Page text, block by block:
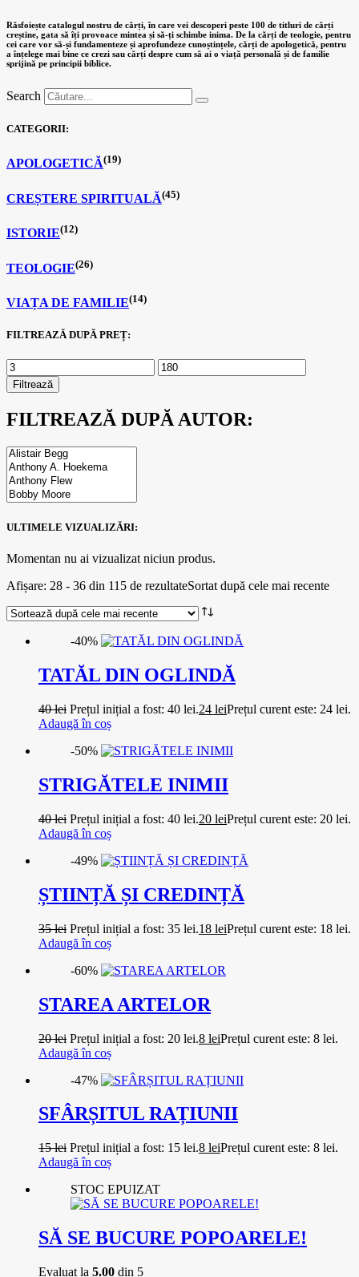
Răsfoiește catalogul nostru de cărți, în care vei descoperi peste 100 de titluri de cărți
creștine, gata să îți provoace mintea și să-ți schimbe inima. De la cărți de teologie, pentru
cei care vor să-și fundamenteze și aprofundeze cunoștințele, cărți de apologetică, pentru
a înțelege mai bine ce crezi sau cărți despre cum să ai o viață personală și de familie
sprijină pe principii biblice.
Search
CATEGORII:
APOLOGETICĂ(19)
CREȘTERE SPIRITUALĂ(45)
ISTORIE(12)
TEOLOGIE(26)
VIAȚA DE FAMILIE(14)
FILTREAZĂ DUPĂ PREȚ:
Filtrează
FILTREAZĂ DUPĂ AUTOR:
ULTIMELE VIZUALIZĂRI:
Momentan nu ai vizualizat niciun produs.
Afișare: 28 - 36 din 115 de rezultateSortat după cele mai recente
-40%
TATĂL DIN OGLINDĂ
40lei Prețul inițial a fost: 40 lei.24 leiPrețul curent este: 24 lei.
Adaugă în coș
-50%
STRIGĂTELE INIMII
40lei Prețul inițial a fost: 40 lei.20 leiPrețul curent este: 20 lei.
Adaugă în coș
-49%
ȘTIINȚĂ ȘI CREDINȚĂ
35lei Prețul inițial a fost: 35 lei.18 leiPrețul curent este: 18 lei.
Adaugă în coș
-60%
STAREA ARTELOR
20lei Prețul inițial a fost: 20 lei.8 leiPrețul curent este: 8 lei.
Adaugă în coș
-47%
SFÂRȘITUL RAȚIUNII
15lei Prețul inițial a fost: 15 lei.8 leiPrețul curent este: 8 lei.
Adaugă în coș
STOC EPUIZAT
SĂ SE BUCURE POPOARELE!
Evaluat la 5.00 din 5